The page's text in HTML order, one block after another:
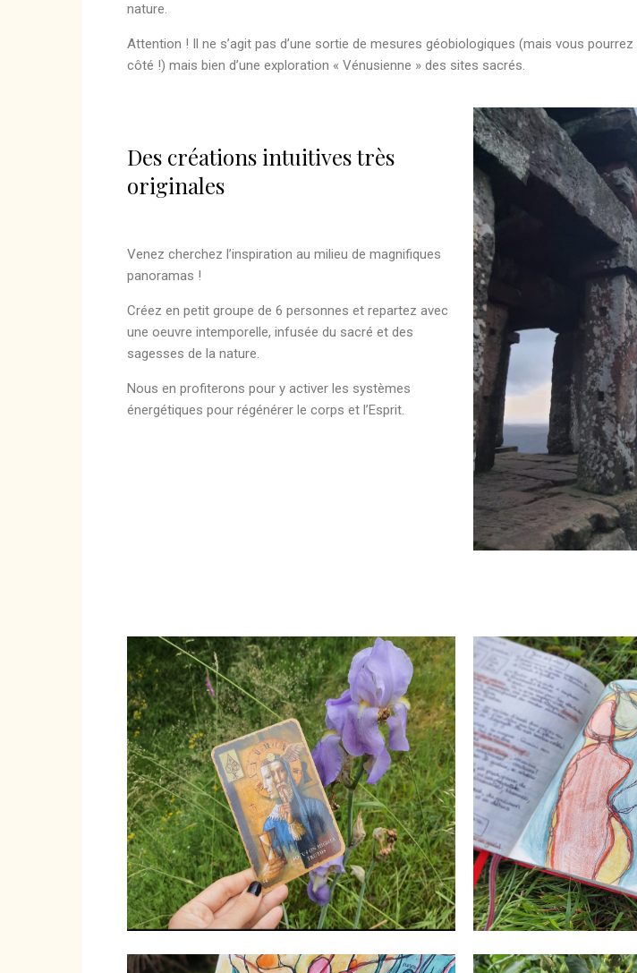
nature.
Attention ! Il ne s’agit pas d’une sortie de mesures géobiologiques (mais vous
côté !) mais bien d’une exploration « Vénusienne » des sites sacrés.
Des créations intuitives très
originales
Venez cherchez l’inspiration au milieu de magnifiques
panoramas !
Créez en petit groupe de 6 personnes et repartez avec
une oeuvre intemporelle, infusée du sacré et des
sagesses de la nature.
Nous en profiterons pour y activer les systèmes
énergétiques pour régénérer le corps et l’Esprit.